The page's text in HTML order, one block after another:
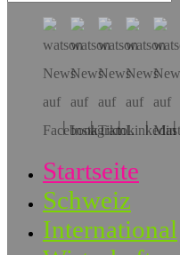
Startseite
Schweiz
International